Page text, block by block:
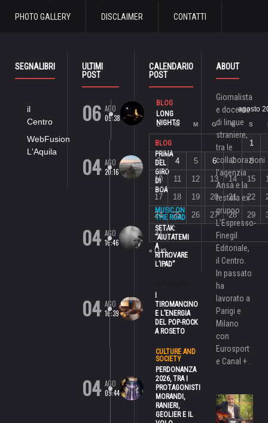
PHOTO GALLERY DISCLAIMER CONTATTI
SEGNALIBRI
il
Centro
WebFusion
L'Aquila
ULTIMI
POST
06 AGO
09:38
BLOG
LONG
NIGHTS
04 AGO
20:16
BLOG
PRIMA
DEL
GIRO
DI
BOA
04 AGO
16:46
MUSIC ON
THE ROAD
SETAK:
“AIUTATEMI
A
RITROVARE
L’IPAD”
04 AGO
16:39
TIROMANCINO
E L’ENERGIA
DEL POP-ROCK
A ROSETO
04 AGO
09:44
CULTURE AND
SOCIETY
PERDONANZA
2026, TRA I
PROTAGONISTI
MORANDI,
RANIERI,
GEOLIER E IL
CALENDARIO
POST
agosto
L M M G V S
« LUG
1
3
4 5 6 7 8
10
11 12 13 14 15
17
18 19 20 21 22
24
25 26 27 28 29
31
ABOUT
Giornalista
e docente
di lingue
straniere,
tra le
collaborazioni
l’agenzia
Ansa e la
testata ex
gruppo
L’Espresso-
Finegil
Editoriale,
il Centro.
In passato
ha
lavorato a
Parigi e
Milano
con
Eurosport
e Canal + .